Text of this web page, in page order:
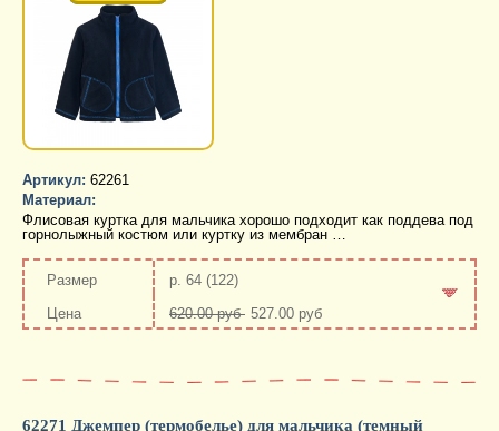
Артикул: 62261
Материал:
Флисовая куртка для мальчика хорошо подходит как поддева под
горнолыжный костюм или куртку из мембран …
р. 64 (122)
620.00 руб 527.00 руб
62271 Джемпер (термобелье) для мальчика (темный